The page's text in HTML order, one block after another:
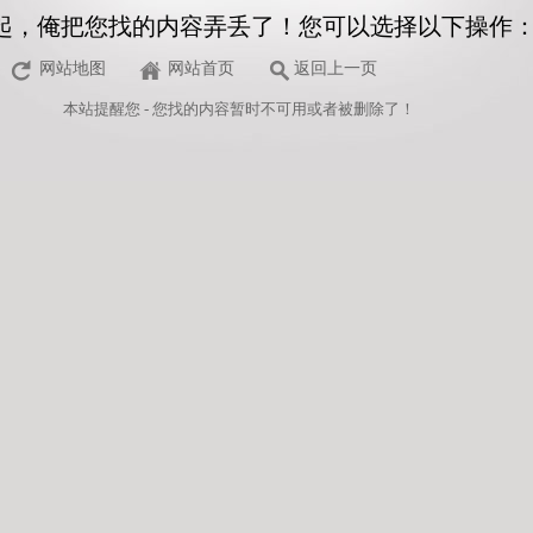
，俺把您找的内容弄丢了！您可以选择以下操作
网站地图 网站首页 返回上一页
本站提醒您 - 您找的内容暂时不可用或者被删除了！